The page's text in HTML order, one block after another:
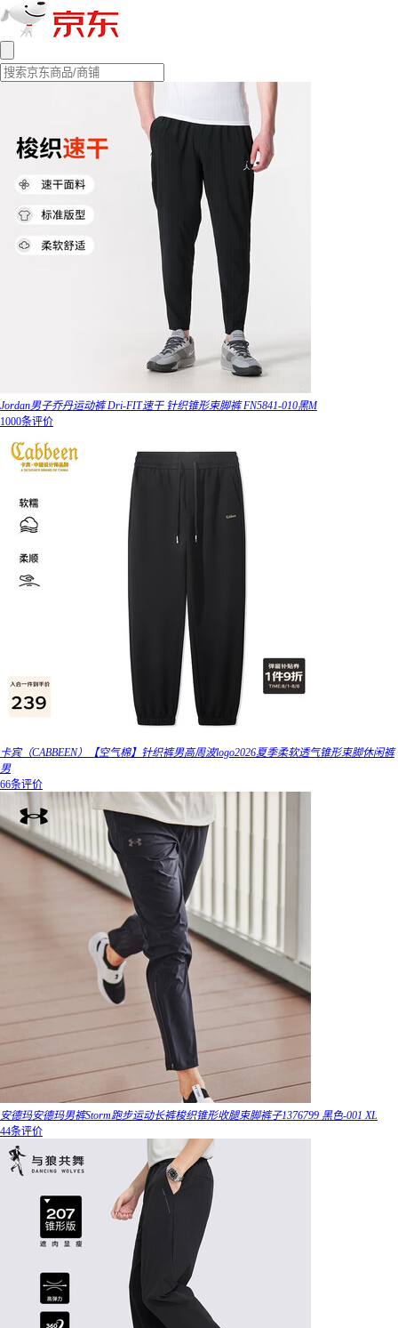
Jordan男子乔丹运动裤 Dri-FIT速干 针织锥形束脚裤 FN5841-010黑M
1000条评价
卡宾（CABBEEN）【空气棉】针织裤男高周波logo2026夏季柔软透气锥形束脚休闲裤
男
66条评价
安德玛安德玛男裤Storm跑步运动长裤梭织锥形收腿束脚裤子1376799 黑色-001 XL
44条评价